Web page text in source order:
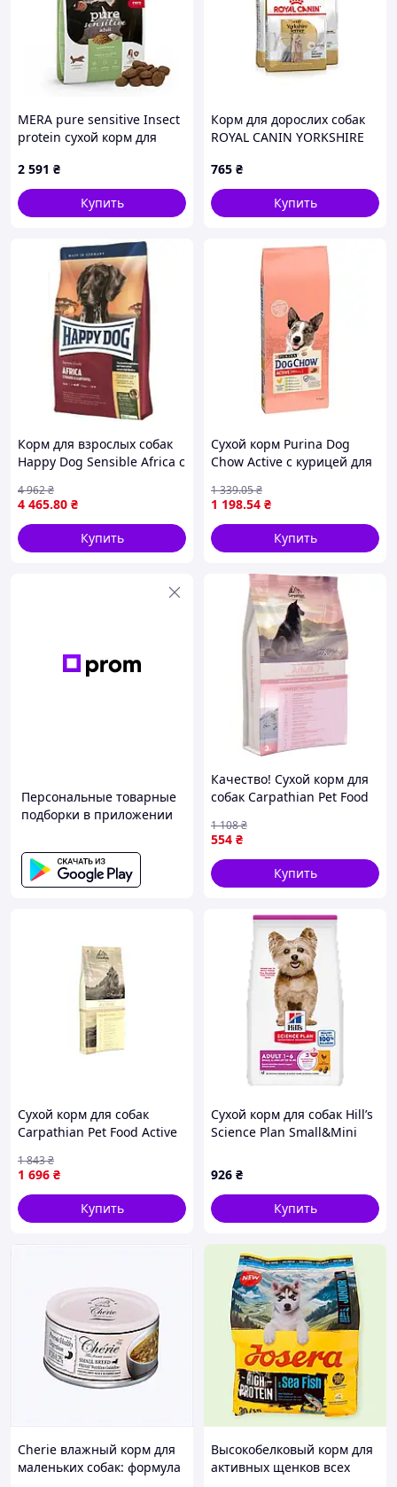
MERA pure sensitive Insect
protein сухой корм для
насекомых 4 кг
2 591 ₴
Купить
Корм для дорослих собак
ROYAL CANIN YORKSHIRE
подарунок
765 ₴
Купить
Корм для взрослых собак
Happy Dog Sensible Africa с
картофельными хлопьями
12.5 кг
4 465.80 ₴
4 962₴
Купить
Сухой корм Purina Dog
Chow Active с курицей для
14 кг
1 198.54 ₴
1 339.05₴
Купить
Персональные товарные
подборки в приложении
Качество! Сухой корм для
собак Carpathian Pet Food
(4820111140886) -
Гарантия! Сервис!
554 ₴
1 108₴
Купить
Сухой корм для собак
Carpathian Pet Food Active
Доступный
1 696 ₴
1 843₴
Купить
Сухой корм для собак Hill’s
Science Plan Small&Mini
926 ₴
Купить
Cherie влажный корм для
маленьких собак: формула
Высокобелковый корм для
активных щенков всех